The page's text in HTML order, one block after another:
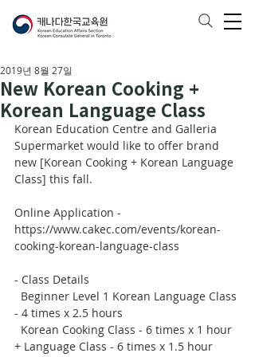
New Korean Cooking +
Korean Language Class
2019년 8월 27일
Korean Education Centre and Galleria
Supermarket would like to offer brand
new [Korean Cooking + Korean Language
Class] this fall.
Online Application -
https://www.cakec.com/events/korean-
cooking-korean-language-class
- Class Details
- 4 times x 2.5 hours
+ Language Class - 6 times x 1.5 hour